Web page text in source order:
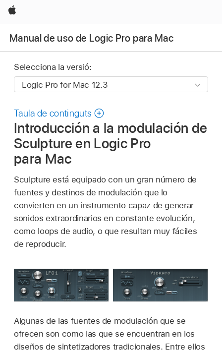
Apple
Manual de uso de Logic Pro para Mac
Selecciona la versió:
Taula de continguts
Introducción a la modulación de
Sculpture en Logic Pro
para Mac
Sculpture está equipado con un gran número de
fuentes y destinos de modulación que lo
convierten en un instrumento capaz de generar
sonidos extraordinarios en constante evolución,
como loops de audio, o que resultan muy fáciles
de reproducir.
Algunas de las fuentes de modulación que se
ofrecen son como las que se encuentran en los
diseños de sintetizadores tradicionales. Entre ellos